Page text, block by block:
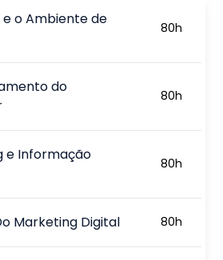
o Ambiente de
80h
do
80h
e Informação
80h
Marketing Digital 80h